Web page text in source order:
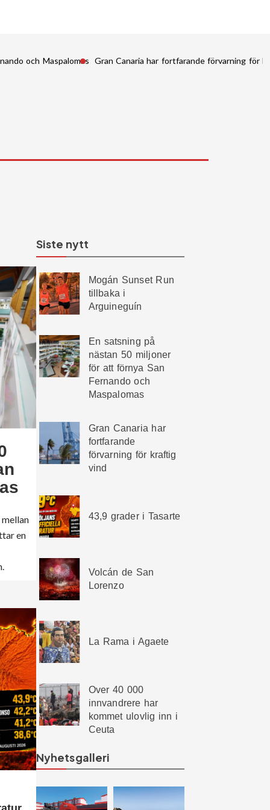
och Maspalomas Gran Canaria har fortfarande förvarning för
en
Siste nytt
Mogán Sunset Run
tillbaka i
Arguineguín
En satsning på
nästan 50 miljoner
för att förnya San
Fernando och
Maspalomas
Gran Canaria har
fortfarande
förvarning för kraftig
vind
43,9 grader i Tasarte
Volcán de San
Lorenzo
La Rama i Agaete
Over 40 000
innvandrere har
kommet ulovlig inn i
Ceuta
Nyhetsgalleri